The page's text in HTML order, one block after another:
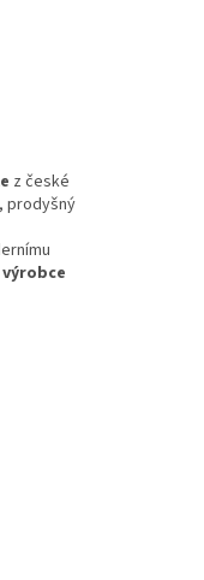
z české
prodyšný